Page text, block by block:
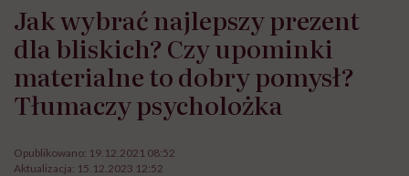
Jak wybrać najlepszy prezent
dla bliskich? Czy upominki
materialne to dobry pomysł?
Tłumaczy psycholożka
Opublikowano: 19.12.2021 08:52
Aktualizacja: 15.12.2023 12:52